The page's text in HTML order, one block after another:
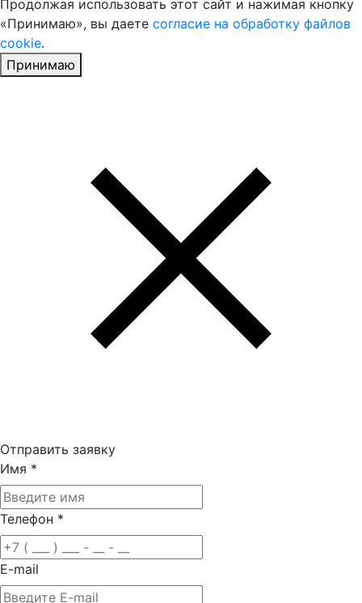
Продолжая использовать этот сайт и нажимая кнопку
«Принимаю», вы даете согласие на обработку файлов
cookie.
Принимаю
Отправить заявку
Имя *
Телефон *
E-mail